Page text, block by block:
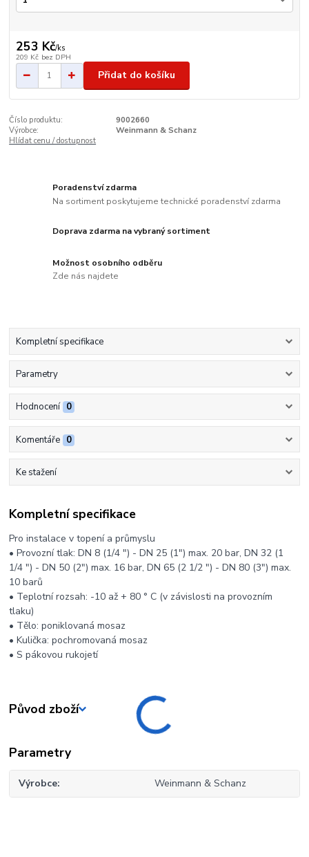
253 Kč/ks
209 Kč bez DPH
Přidat do košíku
Číslo produktu:
9002660
Výrobce:
Weinmann & Schanz
Hlídat cenu / dostupnost
Poradenství zdarma
Na sortiment poskytujeme technické poradenství zdarma
Doprava zdarma na vybraný sortiment
Možnost osobního odběru
Zde nás najdete
Kompletní specifikace
Parametry
Hodnocení 0
Komentáře 0
Ke stažení
Kompletní specifikace
Pro instalace v topení a průmyslu
• Provozní tlak: DN 8 (1/4 ") - DN 25 (1") max. 20 bar, DN 32 (1
1/4 ") - DN 50 (2") max. 16 bar, DN 65 (2 1/2 ") - DN 80 (3") max.
10 barů
• Teplotní rozsah: -10 až + 80 ° C (v závislosti na provozním
tlaku)
• Tělo: poniklovaná mosaz
• Kulička: pochromovaná mosaz
• S pákovou rukojetí
Původ zboží
Parametry
Výrobce Weinmann & Schanz